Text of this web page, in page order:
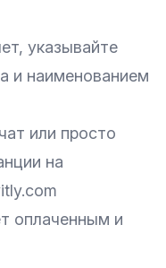
указывайте
и наименованием
или просто
на
оплаченным и